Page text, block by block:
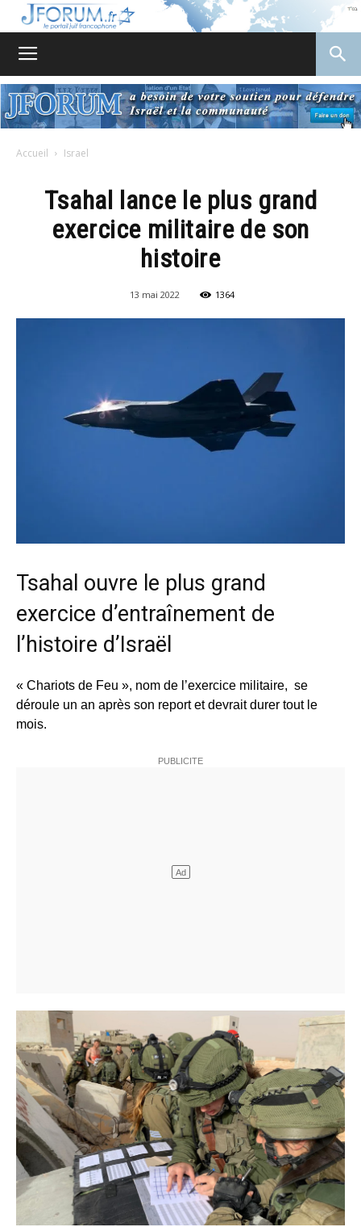
Accueil Israel
Tsahal lance le plus grand
exercice militaire de son
histoire
13 mai 2022 1364
Tsahal ouvre le plus grand
exercice d’entraînement de
l’histoire d’Israël
« Chariots de Feu », nom de l’exercice militaire, se
déroule un an après son report et devrait durer tout le
mois.